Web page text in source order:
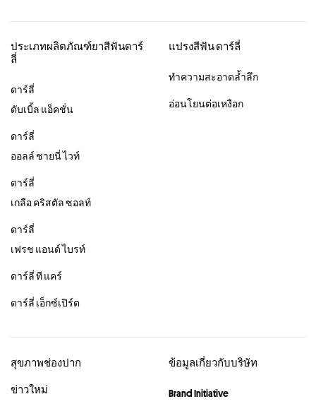
ประเภทผลิตภัณฑ์ยาสีฟันดาร์
ลี่
ดาร์ลี่
ดับเบิ้ล แอ็คชั่น
ดาร์ลี่
ออลล์ ชายนี่ ไวท์
ดาร์ลี่
เกลือ คริสตัล ซอลท์
ดาร์ลี่
เฟรช แอนด์ ไบรท์
ดาร์ลี่ ที แคร์
ดาร์ลี่ เอ็กซ์เปิร์ต
แปรงสีฟัน ดาร์ลี่
ทำความสะอาดล้ำลึก
อ่อนโยนต่อเหงือก
สุขภาพช่องปาก
ข่าวใหม่
ข้อมูลเกี่ยวกับบริษัท
Brand Initiative